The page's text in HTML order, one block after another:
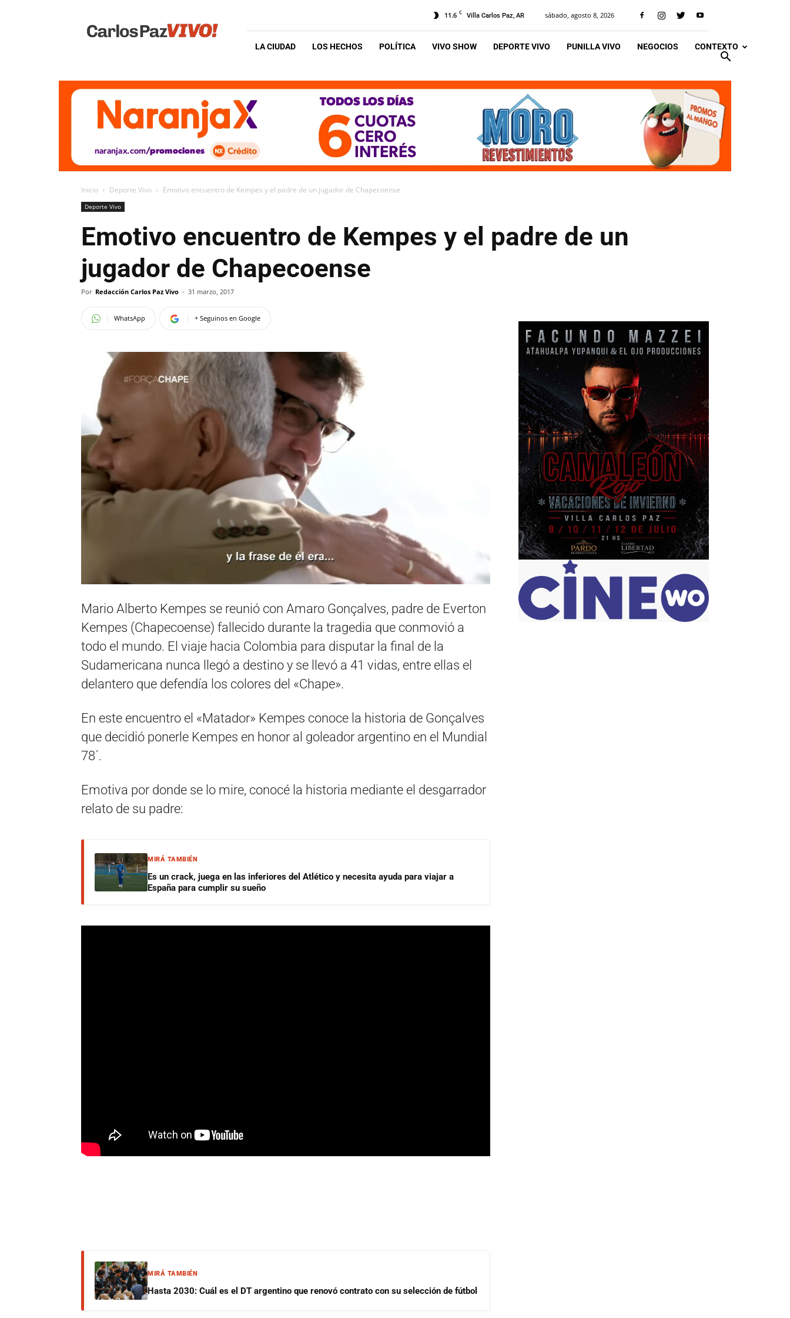
Vivo
11.6 C Villa Carlos Paz, AR sábado, agosto 8, 2026
LA CIUDAD LOS HECHOS POLÍTICA VIVO SHOW DEPORTE VIVO PUNILLA VIVO NEGOCIOS CONTEXTO
Inicio Deporte Vivo Emotivo encuentro de Kempes y el padre de un jugador de Chapecoense
Deporte Vivo
Emotivo encuentro de Kempes y el padre de un
jugador de Chapecoense
Por Redacción Carlos Paz Vivo - 31 marzo, 2017
WhatsApp + Seguinos en Google
Mario Alberto Kempes se reunió con Amaro Gonçalves, padre de Everton
Kempes (Chapecoense) fallecido durante la tragedia que conmovió a
todo el mundo. El viaje hacia Colombia para disputar la final de la
Sudamericana nunca llegó a destino y se llevó a 41 vidas, entre ellas el
delantero que defendía los colores del «Chape».
En este encuentro el «Matador» Kempes conoce la historia de Gonçalves
que decidió ponerle Kempes en honor al goleador argentino en el Mundial
78´.
Emotiva por donde se lo mire, conocé la historia mediante el desgarrador
relato de su padre:
MIRÁ TAMBIÉN
Es un crack, juega en las inferiores del Atlético y necesita ayuda para viajar a
España para cumplir su sueño
MIRÁ TAMBIÉN
Hasta 2030: Cuál es el DT argentino que renovó contrato con su selección de fútbol